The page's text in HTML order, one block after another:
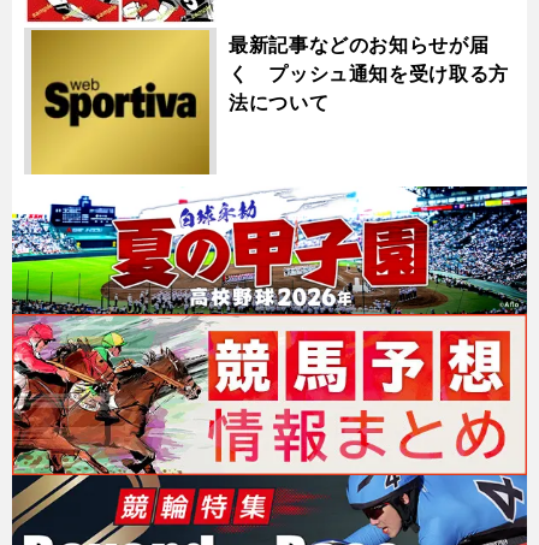
最新記事などのお知らせが届
く プッシュ通知を受け取る方
法について